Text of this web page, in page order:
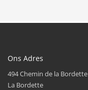
Ons Adres
494 Chemin de la Bordette
La Bordette